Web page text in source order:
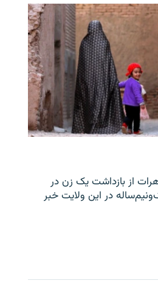
هرات از بازداشت یک زن در
در این ولایت خبر